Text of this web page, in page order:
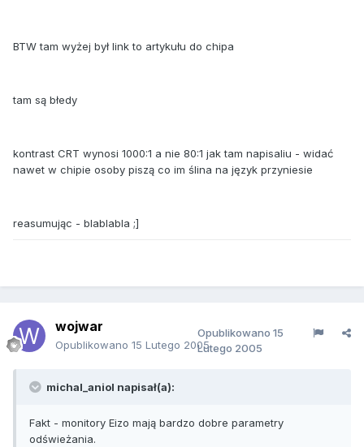
BTW tam wyżej był link to artykułu do chipa
tam są błedy
kontrast CRT wynosi 1000:1 a nie 80:1 jak tam napisaliu - widać
nawet w chipie osoby piszą co im ślina na język przyniesie
reasumując - blablabla ;]
wojwar
Opublikowano 15 Lutego 2005
Opublikowano 15
Lutego 2005
michal_aniol napisał(a):
Fakt - monitory Eizo mają bardzo dobre parametry
odświeżania.